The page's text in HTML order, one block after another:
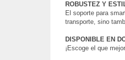
ROBUSTEZ Y
El soporte para
transporte, sino
DISPONIBLE EN
¡Escoge el que